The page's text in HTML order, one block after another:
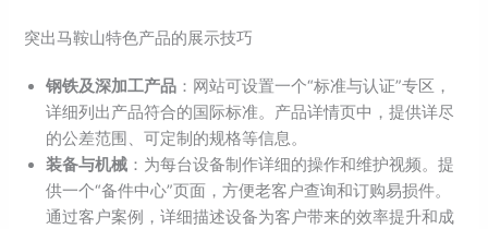
突出马鞍山特色产品的展示技巧
钢铁及深加工产品 ：网站可设置一个“标准与认证”专区，
详细列出产品符合的国际标准。产品详情页中，提供详尽
的公差范围、可定制的规格等信息。
装备与机械 ：为每台设备制作详细的操作和维护视频。提
供一个“备件中心”页面，方便老客户查询和订购易损件。
通过客户案例，详细描述设备为客户带来的效率提升和成